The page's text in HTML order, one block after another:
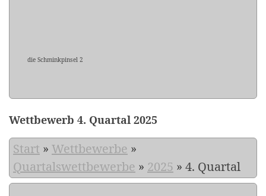
die Schminkpinsel 2
Wettbewerb 4. Quartal 2025
Start » Wettbewerbe »
Quartalswettbewerbe » 2025 » 4. Quartal